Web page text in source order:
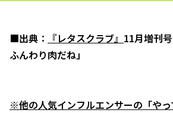
■出典： 『レタスクラブ』 11月増刊
ふんわり肉だね」
※他の人気インフルエンサーの「や